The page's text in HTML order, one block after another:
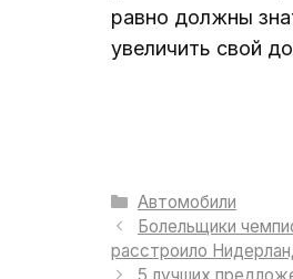
равно должны
увеличить свой
Рубрики
Автомобили
Болельщики
расстроило
5 лучших